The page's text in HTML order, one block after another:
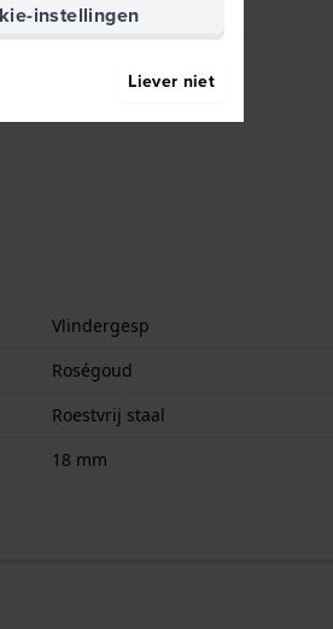
Vlindergesp
Roségoud
Roestvrij staal
18 mm
instellingen
Liever niet